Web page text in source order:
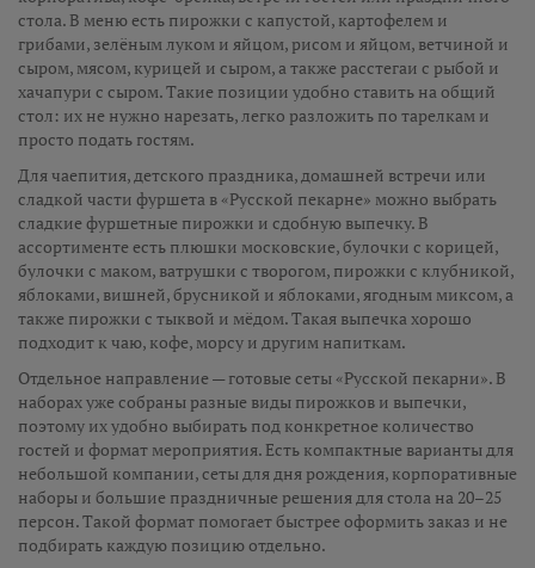
стола. В меню есть пирожки с капустой, картофелем и
грибами, зелёным луком и яйцом, рисом и яйцом, ветчиной и
сыром, мясом, курицей и сыром, а также расстегаи с рыбой и
хачапури с сыром. Такие позиции удобно ставить на общий
стол: их не нужно нарезать, легко разложить по тарелкам и
просто подать гостям.
Для чаепития, детского праздника, домашней встречи или
сладкой части фуршета в «Русской пекарне» можно выбрать
сладкие фуршетные пирожки и сдобную выпечку. В
ассортименте есть плюшки московские, булочки с корицей,
булочки с маком, ватрушки с творогом, пирожки с клубникой,
яблоками, вишней, брусникой и яблоками, ягодным миксом, а
также пирожки с тыквой и мёдом. Такая выпечка хорошо
подходит к чаю, кофе, морсу и другим напиткам.
Отдельное направление — готовые сеты «Русской пекарни». В
наборах уже собраны разные виды пирожков и выпечки,
поэтому их удобно выбирать под конкретное количество
гостей и формат мероприятия. Есть компактные варианты для
небольшой компании, сеты для дня рождения, корпоративные
наборы и большие праздничные решения для стола на 20–25
персон. Такой формат помогает быстрее оформить заказ и не
подбирать каждую позицию отдельно.